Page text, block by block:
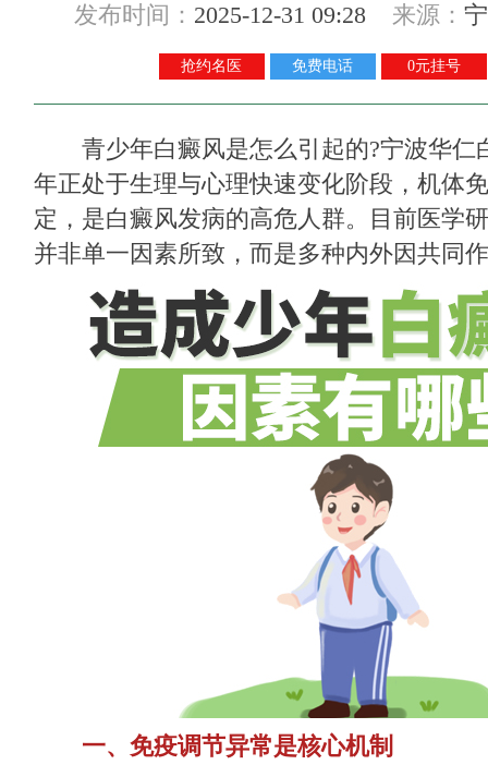
发布时间： 2025-12-31 09:28 来源：
抢约名医 免费电话 0元挂号
青少年白癜风是怎么引起的?宁波华仁
年正处于生理与心理快速变化阶段，机体
定，是白癜风发病的高危人群。目前医学
并非单一因素所致，而是多种内外因共同
一、免疫调节异常是核心机制